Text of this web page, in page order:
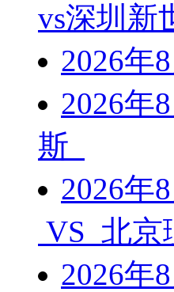
vs深圳
2026
2026年
斯
2026年
VS 北京
2026年